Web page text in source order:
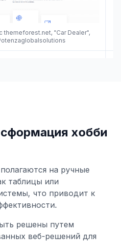
themeforest.net, "Car Dealer",
хобби
на ручные
таблицы или
что приводит к
решены путем
веб-решений для